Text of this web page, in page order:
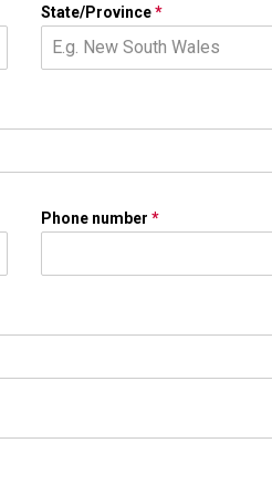
State/Province*
Phone number *